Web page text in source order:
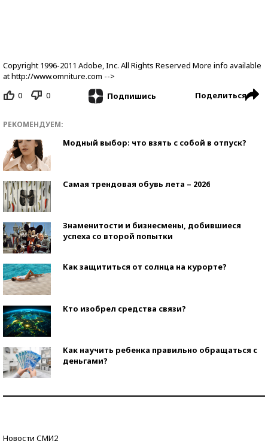
Copyright 1996-2011 Adobe, Inc. All Rights Reserved More info available
at http://www.omniture.com -->
0
0 Подпишись Поделиться
РЕКОМЕНДУЕМ:
Модный выбор: что взять с собой в отпуск?
Самая трендовая обувь лета – 2026
Знаменитости и бизнесмены, добившиеся
успеха со второй попытки
Как защититься от солнца на курорте?
Кто изобрел средства связи?
Как научить ребенка правильно обращаться с
деньгами?
Новости СМИ2